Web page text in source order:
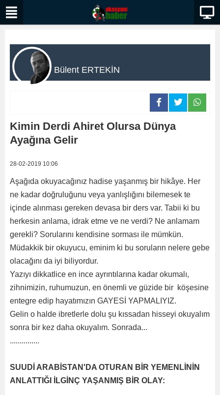
Bülent ERTEKİN
Kimin Derdi Ahiret Olursa Dünya
Ayağına Gelir
28-02-2019 10:06
Aşağıda okuyacağınız hadise yaşanmış bir hikâye. Her
ne kadar doğruluğunu veya yanlışlığını bilemesek te
içinde alınması gereken devasa bir ders var. Tabii ki bu
herkesin anlama, idrak etme ve ne verdi? Ne anlamam
gerekli? Sorularını kendisine sorması ile mümkün.
Müdakkik bir okuyucu, eminim ki bu soruların nelere gebe
olacağını da iyi biliyordur.
Yazıyı dikkatlice en ince ayrıntılarına kadar okumalı,
zihnimizin, ruhumuzun, en önemli ve güzide bir köşesine
entegre edip hayatımızın GAYESİ YAPMALIYIZ.
Gelin o halde ibretlerle dolu şu kıssadan hisseyi okuyalım
sonra bir kez daha okuyalım. Sonrada...
...............
SUUDİ ARABİSTAN'DA OTURAN BİR YEMENLİNİN
ANLATTIĞI İLGİNÇ YAŞANMIŞ BİR OLAY: